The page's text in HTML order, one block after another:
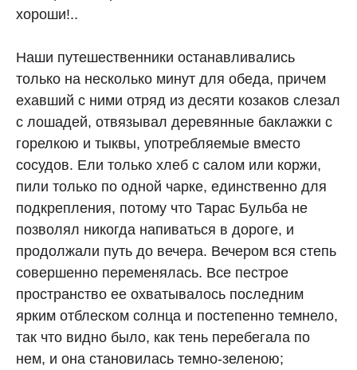
хороши!..
Наши путешественники останавливались
только на несколько минут для обеда, причем
ехавший с ними отряд из десяти козаков слезал
с лошадей, отвязывал деревянные баклажки с
горелкою и тыквы, употребляемые вместо
сосудов. Ели только хлеб с салом или коржи,
пили только по одной чарке, единственно для
подкрепления, потому что Тарас Бульба не
позволял никогда напиваться в дороге, и
продолжали путь до вечера. Вечером вся степь
совершенно переменялась. Все пестрое
пространство ее охватывалось последним
ярким отблеском солнца и постепенно темнело,
так что видно было, как тень перебегала по
нем, и она становилась темно‑зеленою;